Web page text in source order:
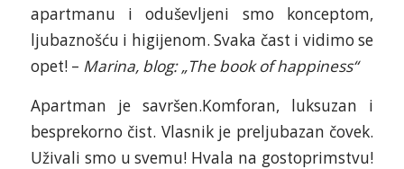
apartmanu i oduševljeni smo konceptom,
ljubaznošću i higijenom. Svaka čast i vidimo se
opet! – Marina, blog: „The book of happiness“
Apartman je savršen.Komforan, luksuzan i
besprekorno čist. Vlasnik je preljubazan čovek.
Uživali smo u svemu! Hvala na gostoprimstvu!